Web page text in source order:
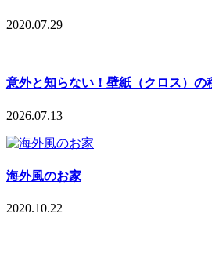
2020.07.29
意外と知らない！壁紙（クロス）の
2026.07.13
海外風のお家
2020.10.22